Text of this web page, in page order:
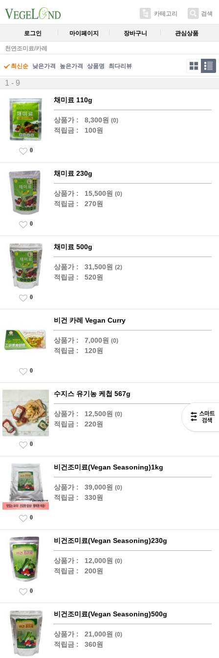
카테고리 검색
로그인 마이페이지 장바구니 관심상품
천연조미료/카레
최신순 낮은가격 높은가격 상품명 최다리뷰
1 - 9
채미료 110g
상품가 : 8,300원 (0)
적립금 : 100원
0
채미료 230g
상품가 : 15,500원 (0)
적립금 : 270원
0
채미료 500g
상품가 : 31,500원 (2)
적립금 : 520원
0
비건 카레 Vegan Curry
상품가 : 7,000원 (0)
적립금 : 120원
0
수지스 유기농 케첩 567g
상품가 : 12,500원 (0)
적립금 : 220원
0
비건조미료(Vegan Seasoning)1kg
상품가 : 39,000원 (0)
적립금 : 330원
0
비건조미료(Vegan Seasoning)230g
상품가 : 12,000원 (0)
적립금 : 200원
0
비건조미료(Vegan Seasoning)500g
상품가 : 21,000원 (0)
적립금 : 360원